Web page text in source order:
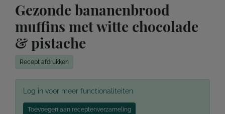
Gezonde bananenbrood
muffins met witte chocolade
& pistache
Recept afdrukken
Log in voor meer functionaliteiten
Toevoegen aan receptenverzameling